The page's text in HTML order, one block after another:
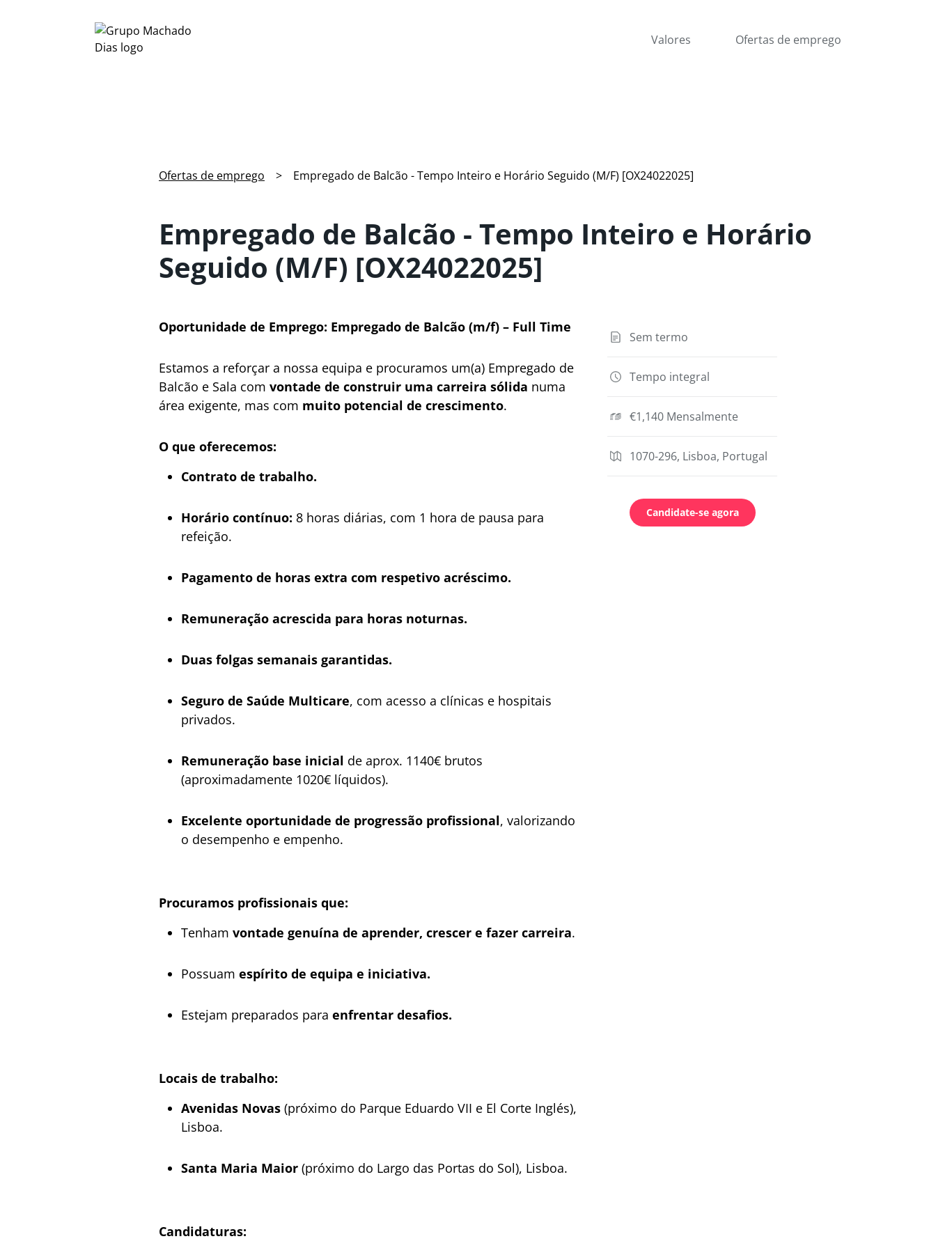
Valores Ofertas de emprego
Ofertas de emprego > Empregado de Balcão - Tempo Inteiro e Horário Seguido (M/F) [OX24022025]
Empregado de Balcão - Tempo Inteiro e Horário
Seguido (M/F) [OX24022025]
Oportunidade de Emprego: Empregado de Balcão (m/f) – Full Time
Estamos a reforçar a nossa equipa e procuramos um(a) Empregado de
Balcão e Sala com vontade de construir uma carreira sólida numa
área exigente, mas com muito potencial de crescimento.
O que oferecemos:
Contrato de trabalho.
Horário contínuo: 8 horas diárias, com 1 hora de pausa para
refeição.
Pagamento de horas extra com respetivo acréscimo.
Remuneração acrescida para horas noturnas.
Duas folgas semanais garantidas.
Seguro de Saúde Multicare, com acesso a clínicas e hospitais
privados.
Remuneração base inicial de aprox. 1140€ brutos
(aproximadamente 1020€ líquidos).
Excelente oportunidade de progressão profissional, valorizando
o desempenho e empenho.
Procuramos profissionais que:
Tenham vontade genuína de aprender, crescer e fazer carreira.
Possuam espírito de equipa e iniciativa.
Estejam preparados para enfrentar desafios.
Locais de trabalho:
Avenidas Novas (próximo do Parque Eduardo VII e El Corte Inglés),
Lisboa.
Santa Maria Maior (próximo do Largo das Portas do Sol), Lisboa.
Candidaturas:
Sem termo
Tempo integral
€1,140 Mensalmente
1070-296, Lisboa, Portugal
Candidate-se agora